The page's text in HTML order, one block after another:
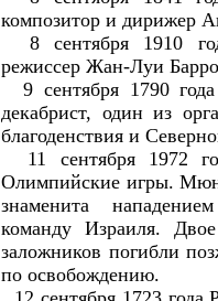
композитор и дирижер
8 сентября 1910
режиссер Жан-Луи
9 сентября 1790
декабрист, один из
благоденствия и
11 сентября 1972
Олимпийские игры.
знаменита
команду Израиля.
заложников погибли
по освобождению.